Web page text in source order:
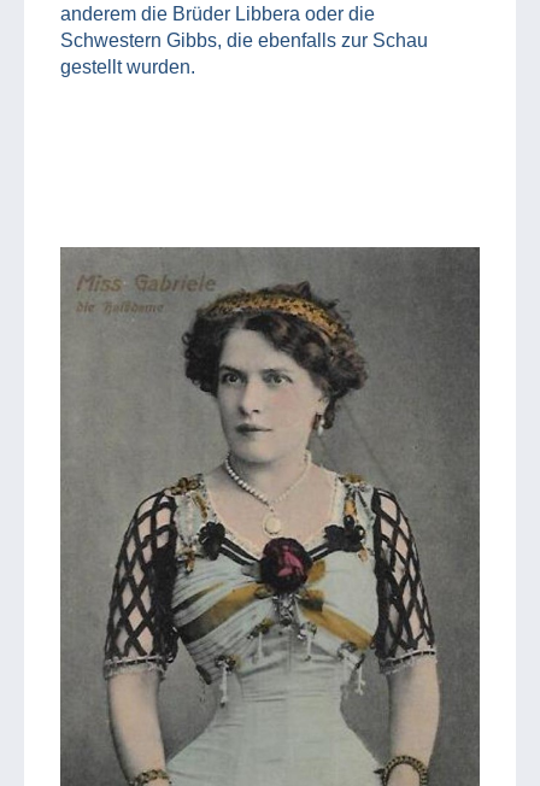
anderem die Brüder Libbera oder die
Schwestern Gibbs, die ebenfalls zur Schau
gestellt wurden.